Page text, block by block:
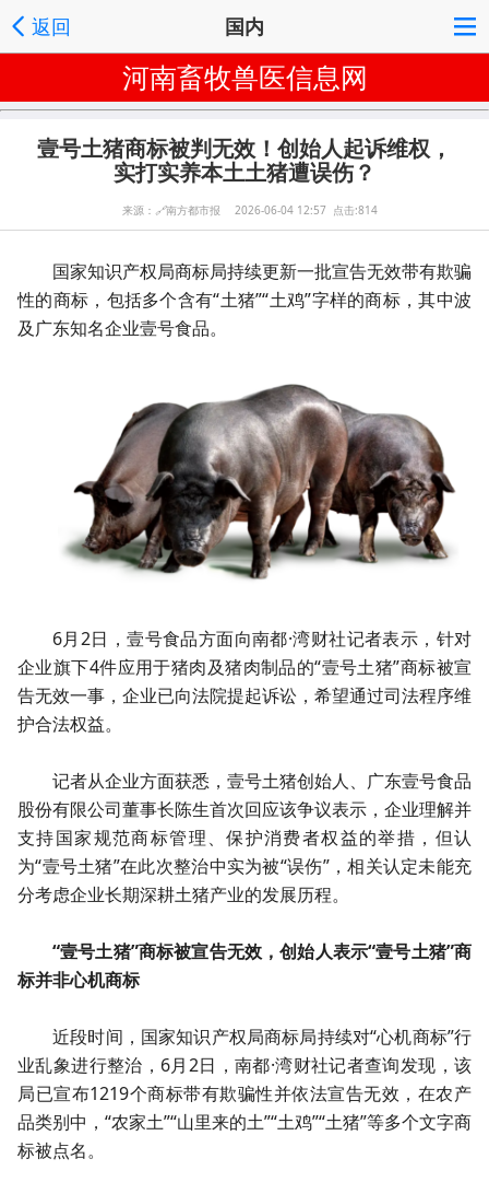
返回 国内
河南畜牧兽医信息网
壹号土猪商标被判无效！创始人起诉维权，
实打实养本土土猪遭误伤？
来源： 🔗南方都市报 2026-06-04 12:57 点击:814
国家知识产权局商标局持续更新一批宣告无效带有欺骗
性的商标，包括多个含有“土猪”“土鸡”字样的商标，其中波
及广东知名企业壹号食品。
6月2日，壹号食品方面向南都·湾财社记者表示，针对
企业旗下4件应用于猪肉及猪肉制品的“壹号土猪”商标被宣
告无效一事，企业已向法院提起诉讼，希望通过司法程序维
护合法权益。
记者从企业方面获悉，壹号土猪创始人、广东壹号食品
股份有限公司董事长陈生首次回应该争议表示，企业理解并
支持国家规范商标管理、保护消费者权益的举措，但认
为“壹号土猪”在此次整治中实为被“误伤”，相关认定未能充
分考虑企业长期深耕土猪产业的发展历程。
“壹号土猪”商标被宣告无效，创始人表示“壹号土猪”商
标并非心机商标
近段时间，国家知识产权局商标局持续对“心机商标”行
业乱象进行整治，6月2日，南都·湾财社记者查询发现，该
局已宣布1219个商标带有欺骗性并依法宣告无效，在农产
品类别中，“农家土”“山里来的土”“土鸡”“土猪”等多个文字商
标被点名。